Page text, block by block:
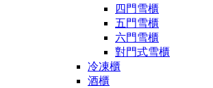
四門雪櫃
五門雪櫃
六門雪櫃
對門式雪櫃
冷凍櫃
酒櫃